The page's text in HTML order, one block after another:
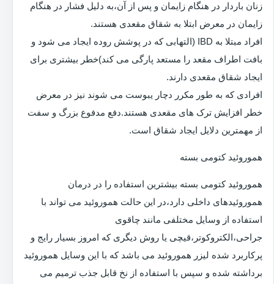
زنان باردار در هنگام زایمان و پس از آن،به دلیل فشار در هنگام
زایمان در معرض ابتلا به شقاق مقعدی هستند.
افراد مبتلا به IBD (التهابی که در پوشش روده ایجاد می شود و
بافت اطراف مقعد را مستعد پارگی می کند)خطر بیشتری برای
ایجاد شقاق مقعدی دارند.
افرادی که به طور مکرر دچار یبوست می شوند نیز در معرض
خطر افزایش ترک های مقعدی هستند.دفع مدفوع بزرگ و سفت
از مهمترین دلایل ایجاد شقاق است.
هموروئید کتومی بسته
هموروئید کتومی بسته بیشترین استفاده را در درمان
هموروئیدهای داخلی دارد،در این حالت هموروئید می تواند با
استفاده از وسایل مختلفی مانند چاقوی
جراحی،الکتروکوتر،قیچی یا روش دیگری که امروز بسیار رایج و
پرکاربرد شده لیزر هموروئید می باشد که با این وسایل هموروئید
برداشته شده و سپس با استفاده از نخ قابل جذب ترمیم می